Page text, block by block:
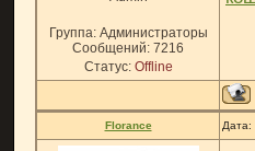
Группа: Администраторы
Сообщений: 7216
Статус: Offline
Florance